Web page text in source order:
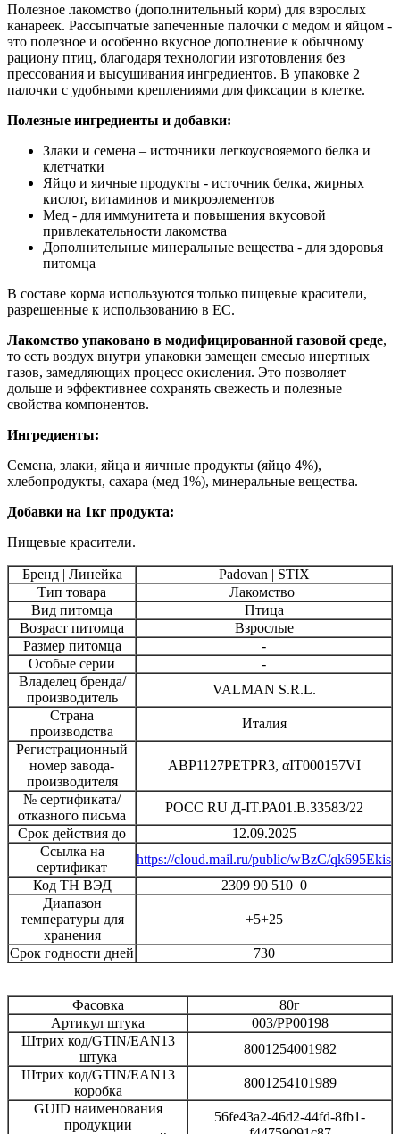
Полезное лакомство (дополнительный корм) для взрослых
канареек. Рассыпчатые запеченные палочки с медом и яйцом -
это полезное и особенно вкусное дополнение к обычному
рациону птиц, благодаря технологии изготовления без
прессования и высушивания ингредиентов. В упаковке 2
палочки с удобными креплениями для фиксации в клетке.
Полезные ингредиенты и добавки:
Злаки и семена – источники легкоусвояемого белка и
клетчатки
Яйцо и яичные продукты - источник белка, жирных
кислот, витаминов и микроэлементов
Мед - для иммунитета и повышения вкусовой
привлекательности лакомства
Дополнительные минеральные вещества - для здоровья
питомца
В составе корма используются только пищевые красители,
разрешенные к использованию в ЕС.
Лакомство упаковано в модифицированной газовой среде,
то есть воздух внутри упаковки замещен смесью инертных
газов, замедляющих процесс окисления. Это позволяет
дольше и эффективнее сохранять свежесть и полезные
свойства компонентов.
Ингредиенты:
Cемена, злаки, яйца и яичные продукты (яйцо 4%),
хлебопродукты, сахара (мед 1%), минеральные вещества.
Добавки на 1кг продукта:
Пищевые красители.
Бренд | Линейка
Padovan | STIX
Тип товара
Лакомство
Вид питомца
Птица
Возраст питомца
Взрослые
Размер питомца
-
Особые серии
-
Владелец бренда/
производитель
VALMAN S.R.L.
Страна
производства
Италия
Регистрационный
номер завода-
производителя
ABP1127PETPR3, αIT000157VI
№ сертификата/
отказного письма
РОСС RU Д-IT.РА01.В.33583/22
Срок действия до
12.09.2025
Ссылка на
сертификат
https://cloud.mail.ru/public/wBzC/qk695Ekis
Код ТН ВЭД
2309 90 510 0
Диапазон
температуры для
хранения
+5+25
Срок годности дней 730
Фасовка
80г
Артикул штука
003/PP00198
Штрих код/GTIN/EAN13
штука
8001254001982
Штрих код/GTIN/EAN13
коробка
8001254101989
GUID наименования
продукции
56fe43a2-46d2-44fd-8fb1-